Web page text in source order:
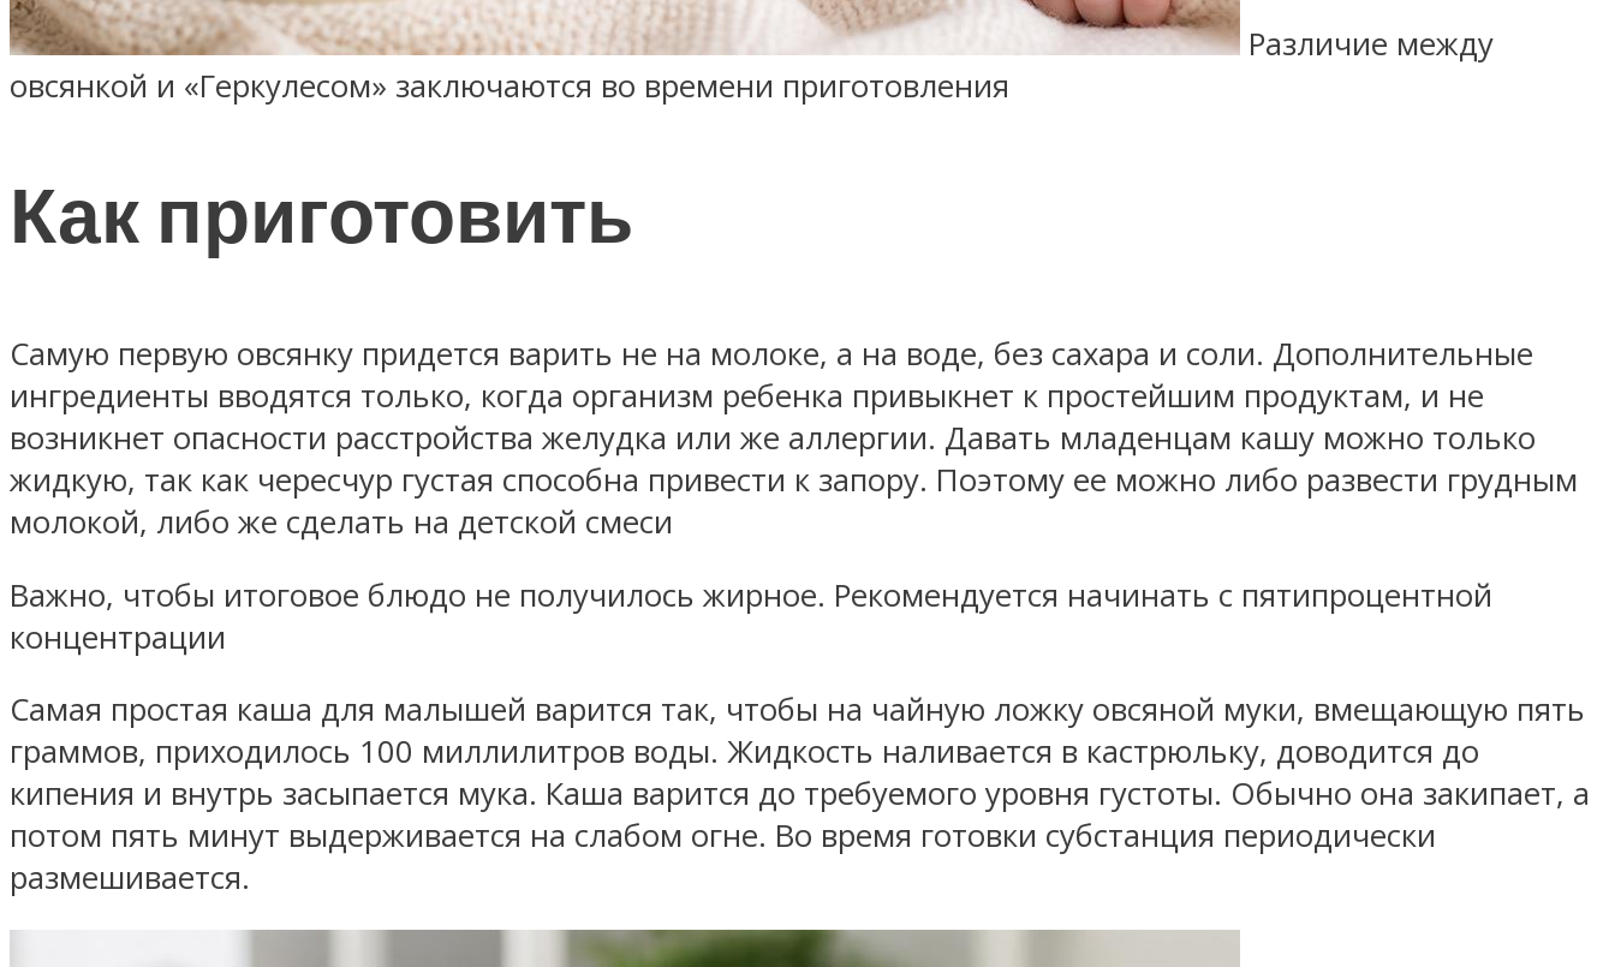
Различие между
овсянкой и «Геркулесом» заключаются во времени приготовления
Как приготовить
Самую первую овсянку придется варить не на молоке, а на воде, без сахара и соли. Дополнительные
ингредиенты вводятся только, когда организм ребенка привыкнет к простейшим продуктам, и не
возникнет опасности расстройства желудка или же аллергии. Давать младенцам кашу можно только
жидкую, так как чересчур густая способна привести к запору. Поэтому ее можно либо развести грудным
молокой, либо же сделать на детской смеси
Важно, чтобы итоговое блюдо не получилось жирное. Рекомендуется начинать с пятипроцентной
концентрации
Самая простая каша для малышей варится так, чтобы на чайную ложку овсяной муки, вмещающую пять
граммов, приходилось 100 миллилитров воды. Жидкость наливается в кастрюльку, доводится до
кипения и внутрь засыпается мука. Каша варится до требуемого уровня густоты. Обычно она закипает, а
потом пять минут выдерживается на слабом огне. Во время готовки субстанция периодически
размешивается.